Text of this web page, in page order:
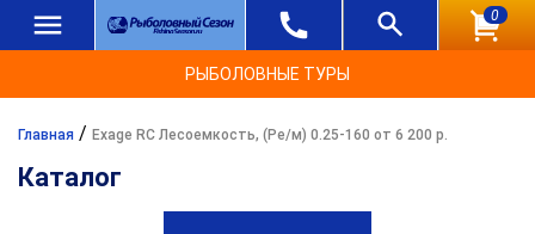
0
РЫБОЛОВНЫЕ ТУРЫ
Главная / Exage RC Лесоемкость, (Ре/м) 0.25-160 от 6 200 р.
Каталог